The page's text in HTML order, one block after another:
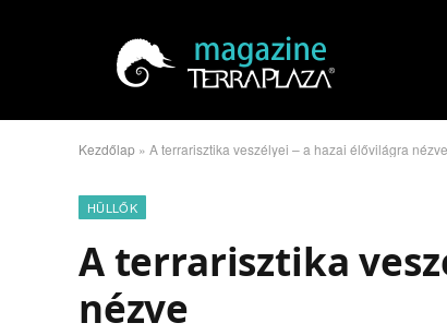
Kezdőlap » A terrarisztika veszélyei – a hazai élővilágra nézve
HÜLLŐK
A terrarisztika
nézve